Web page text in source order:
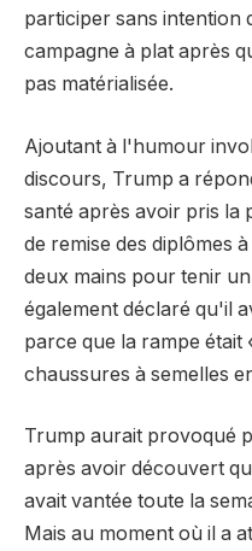
participer sans intention
campagne à plat après
pas matérialisée.
Ajoutant à l'humour
discours, Trump a
santé après avoir pris la
de remise des diplômes
deux mains pour tenir
également déclaré qu'il
parce que la rampe était
chaussures à semelles
Trump aurait provoqué
après avoir découvert
avait vantée toute la
Mais au moment où il a